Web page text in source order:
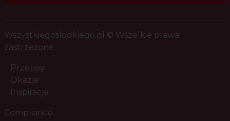
Wszystkiegoslodkiego.pl © Wszelkie prawa
zastrzeżone
Przepisy
Okazje
Inspiracje
Compliance